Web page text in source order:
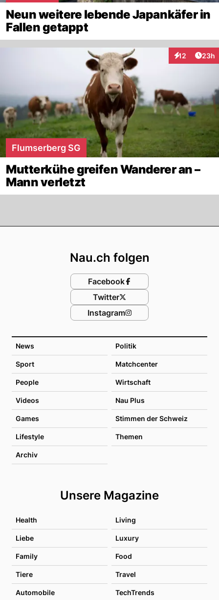
Neun weitere lebende Japankäfer in
Fallen getappt
12
Interaktionen
23h
Flumserberg SG
Mutterkühe greifen Wanderer an –
Mann verletzt
News Politik
Sport Matchcenter
People Wirtschaft
Videos Nau Plus
Games Stimmen der Schweiz
Lifestyle Themen
Archiv
Unsere Magazine
Health Living
Liebe Luxury
Family Food
Tiere Travel
Automobile TechTrends
Nau.ch folgen
Facebook
Twitter
Instagram